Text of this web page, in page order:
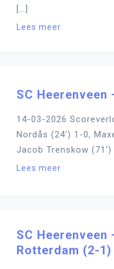
[…]
Lees meer
SC Heerenveen
14-03-2026
Nordås (24′) 1-0,
Jacob Trenskow
Lees meer
SC Heerenveen
Rotterdam (2-1)